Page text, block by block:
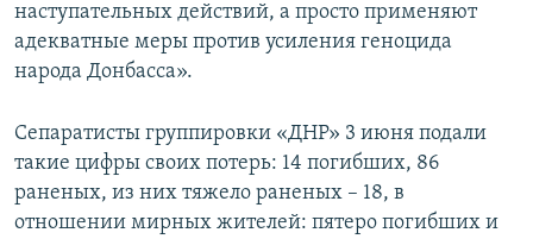
наступательных действий, а просто применяют
адекватные меры против усиления геноцида
народа Донбасса».
Сепаратисты группировки «ДНР» 3 июня подали
такие цифры своих потерь: 14 погибших, 86
раненых, из них тяжело раненых – 18, в
отношении мирных жителей: пятеро погибших и